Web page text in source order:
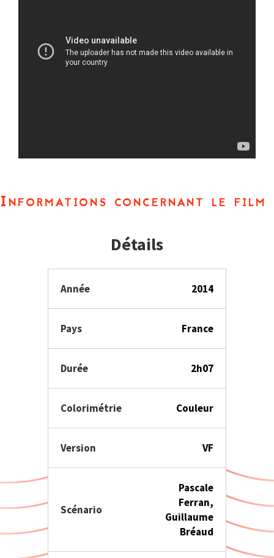
Informations concernant le film
Détails
Année 2014
Pays France
Durée 2h07
Colorimétrie Couleur
Version VF
Scénario
Pascale
Ferran,
Guillaume
Bréaud